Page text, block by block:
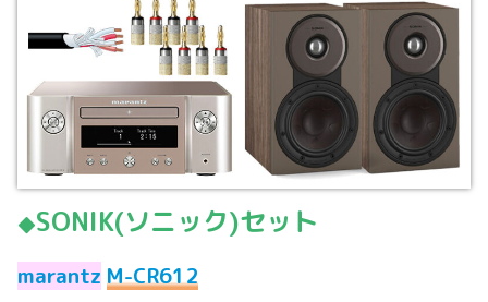
◆SONIK(ソニック)セット
marantz M-CR612